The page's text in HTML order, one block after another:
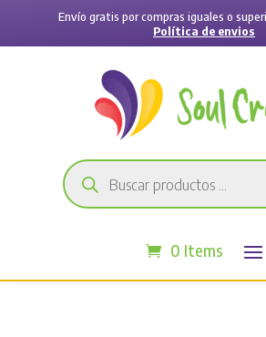
Envío gratis por compras iguales o
Política de envios
Búsqueda
de
productos
0 Items